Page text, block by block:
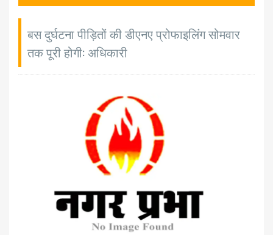
बस दुर्घटना पीड़ितों की डीएनए प्रोफाइलिंग सोमवार
तक पूरी होगी: अधिकारी